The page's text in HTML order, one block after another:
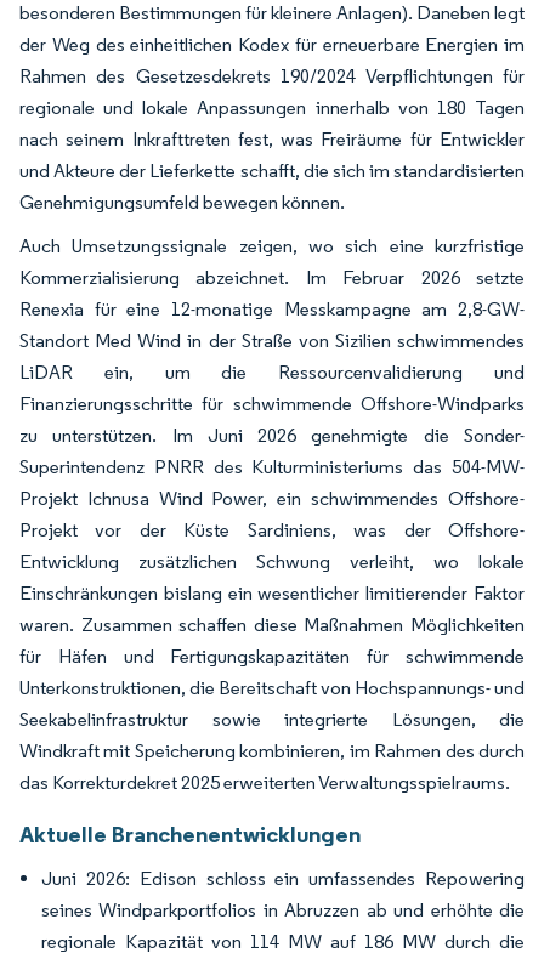
besonderen Bestimmungen für kleinere Anlagen). Daneben legt
der Weg des einheitlichen Kodex für erneuerbare Energien im
Rahmen des Gesetzesdekrets 190/2024 Verpflichtungen für
regionale und lokale Anpassungen innerhalb von 180 Tagen
nach seinem Inkrafttreten fest, was Freiräume für Entwickler
und Akteure der Lieferkette schafft, die sich im standardisierten
Genehmigungsumfeld bewegen können.
Auch Umsetzungssignale zeigen, wo sich eine kurzfristige
Kommerzialisierung abzeichnet. Im Februar 2026 setzte
Renexia für eine 12-monatige Messkampagne am 2,8-GW-
Standort Med Wind in der Straße von Sizilien schwimmendes
LiDAR ein, um die Ressourcenvalidierung und
Finanzierungsschritte für schwimmende Offshore-Windparks
zu unterstützen. Im Juni 2026 genehmigte die Sonder-
Superintendenz PNRR des Kulturministeriums das 504-MW-
Projekt Ichnusa Wind Power, ein schwimmendes Offshore-
Projekt vor der Küste Sardiniens, was der Offshore-
Entwicklung zusätzlichen Schwung verleiht, wo lokale
Einschränkungen bislang ein wesentlicher limitierender Faktor
waren. Zusammen schaffen diese Maßnahmen Möglichkeiten
für Häfen und Fertigungskapazitäten für schwimmende
Unterkonstruktionen, die Bereitschaft von Hochspannungs- und
Seekabelinfrastruktur sowie integrierte Lösungen, die
Windkraft mit Speicherung kombinieren, im Rahmen des durch
das Korrekturdekret 2025 erweiterten Verwaltungsspielraums.
Aktuelle Branchenentwicklungen
Juni 2026: Edison schloss ein umfassendes Repowering
seines Windparkportfolios in Abruzzen ab und erhöhte die
regionale Kapazität von 114 MW auf 186 MW durch die